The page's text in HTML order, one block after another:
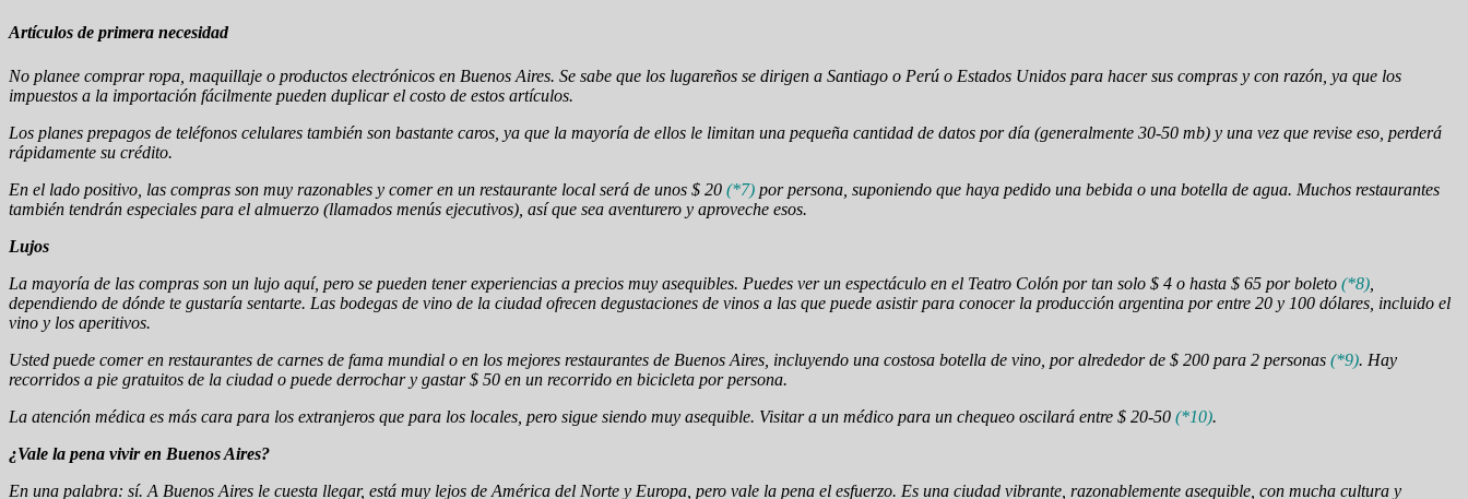
Artículos de primera necesidad
No planee comprar ropa, maquillaje o productos electrónicos en Buenos Aires. Se sabe que los lugareños se dirigen a Santiago o Perú o Estados Unidos para hacer sus compras y con razón, ya que los
impuestos a la importación fácilmente pueden duplicar el costo de estos artículos.
Los planes prepagos de teléfonos celulares también son bastante caros, ya que la mayoría de ellos le limitan una pequeña cantidad de datos por día (generalmente 30-50 mb) y una vez que revise eso, perderá
rápidamente su crédito.
En el lado positivo, las compras son muy razonables y comer en un restaurante local será de unos $ 20 (*7) por persona, suponiendo que haya pedido una bebida o una botella de agua. Muchos restaurantes
también tendrán especiales para el almuerzo (llamados menús ejecutivos), así que sea aventurero y aproveche esos.
Lujos
La mayoría de las compras son un lujo aquí, pero se pueden tener experiencias a precios muy asequibles. Puedes ver un espectáculo en el Teatro Colón por tan solo $ 4 o hasta $ 65 por boleto (*8)
dependiendo de dónde te gustaría sentarte. Las bodegas de vino de la ciudad ofrecen degustaciones de vinos a las que puede asistir para conocer la producción argentina por entre 20 y 100 dólares, incluido el
vino y los aperitivos.
Usted puede comer en restaurantes de carnes de fama mundial o en los mejores restaurantes de Buenos Aires, incluyendo una costosa botella de vino, por alrededor de $ 200 para 2 personas (*9). Hay
recorridos a pie gratuitos de la ciudad o puede derrochar y gastar $ 50 en un recorrido en bicicleta por persona.
La atención médica es más cara para los extranjeros que para los locales, pero sigue siendo muy asequible. Visitar a un médico para un chequeo oscilará entre $ 20-50 (*10).
¿Vale la pena vivir en Buenos Aires?
En una palabra: sí. A Buenos Aires le cuesta llegar, está muy lejos de América del Norte y Europa, pero vale la pena el esfuerzo. Es una ciudad vibrante, razonablemente asequible, con mucha cultura y